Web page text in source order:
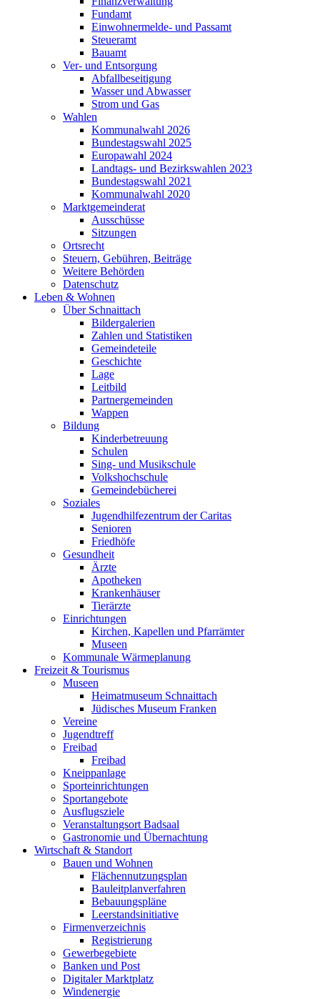
Fundamt
Einwohnermelde- und Passamt
Steueramt
Bauamt
Ver- und Entsorgung
Abfallbeseitigung
Wasser und Abwasser
Strom und Gas
Wahlen
Kommunalwahl 2026
Bundestagswahl 2025
Europawahl 2024
Landtags- und Bezirkswahlen 2023
Bundestagswahl 2021
Kommunalwahl 2020
Marktgemeinderat
Ausschüsse
Sitzungen
Ortsrecht
Steuern, Gebühren, Beiträge
Weitere Behörden
Datenschutz
Leben & Wohnen
Über Schnaittach
Bildergalerien
Zahlen und Statistiken
Gemeindeteile
Geschichte
Lage
Leitbild
Partnergemeinden
Wappen
Bildung
Kinderbetreuung
Schulen
Sing- und Musikschule
Volkshochschule
Gemeindebücherei
Soziales
Jugendhilfezentrum der Caritas
Senioren
Friedhöfe
Gesundheit
Ärzte
Apotheken
Krankenhäuser
Tierärzte
Einrichtungen
Kirchen, Kapellen und Pfarrämter
Museen
Kommunale Wärmeplanung
Freizeit & Tourismus
Museen
Heimatmuseum Schnaittach
Jüdisches Museum Franken
Vereine
Jugendtreff
Freibad
Freibad
Kneippanlage
Sporteinrichtungen
Sportangebote
Ausflugsziele
Veranstaltungsort Badsaal
Gastronomie und Übernachtung
Wirtschaft & Standort
Bauen und Wohnen
Flächennutzungsplan
Bauleitplanverfahren
Bebauungspläne
Leerstandsinitiative
Firmenverzeichnis
Registrierung
Gewerbegebiete
Banken und Post
Digitaler Marktplatz
Windenergie